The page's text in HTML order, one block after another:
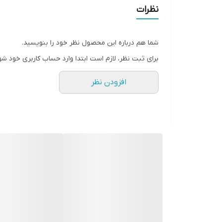
• تسکین‌دهنده فوری پوست‌های خشک، حساس یا
• کاهش قرمزی و کشیدگی
• انتخابی محبوب در میان آرایشگران حرفه‌ای
• حجم بالا و به‌صرفه
نظرات
شما هم درباره این محصول نظر خود را بنویسید.
برای ثبت نظر، لازم است ابتدا وارد حساب کاربری خود
افزودن نظر